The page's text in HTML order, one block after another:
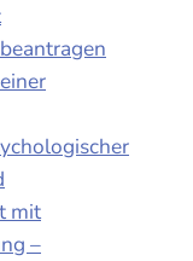
mit
–